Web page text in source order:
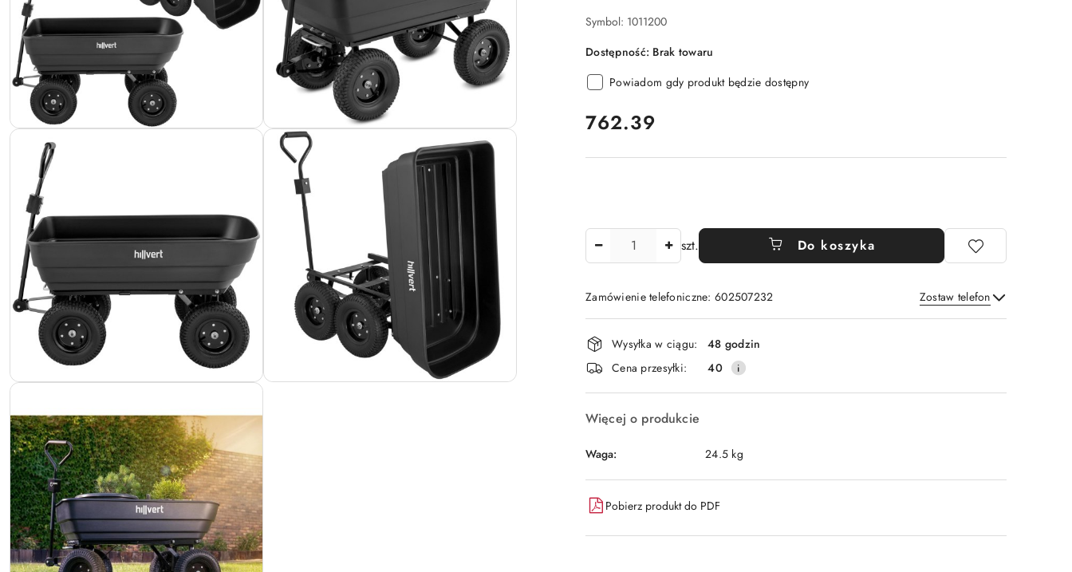
Symbol: 1011200
Dostępność: Brak towaru
Powiadom gdy produkt będzie dostępny
cena:
762.39
szt. Do koszyka
Zamówienie telefoniczne: 602507232 Zostaw telefon
Wyślij
Dostępność
i
dostawa
Wysyłka w ciągu:
48 godzin
Cena przesyłki:
40
Więcej o produkcie
Waga: 24.5 kg
Pobierz produkt do PDF